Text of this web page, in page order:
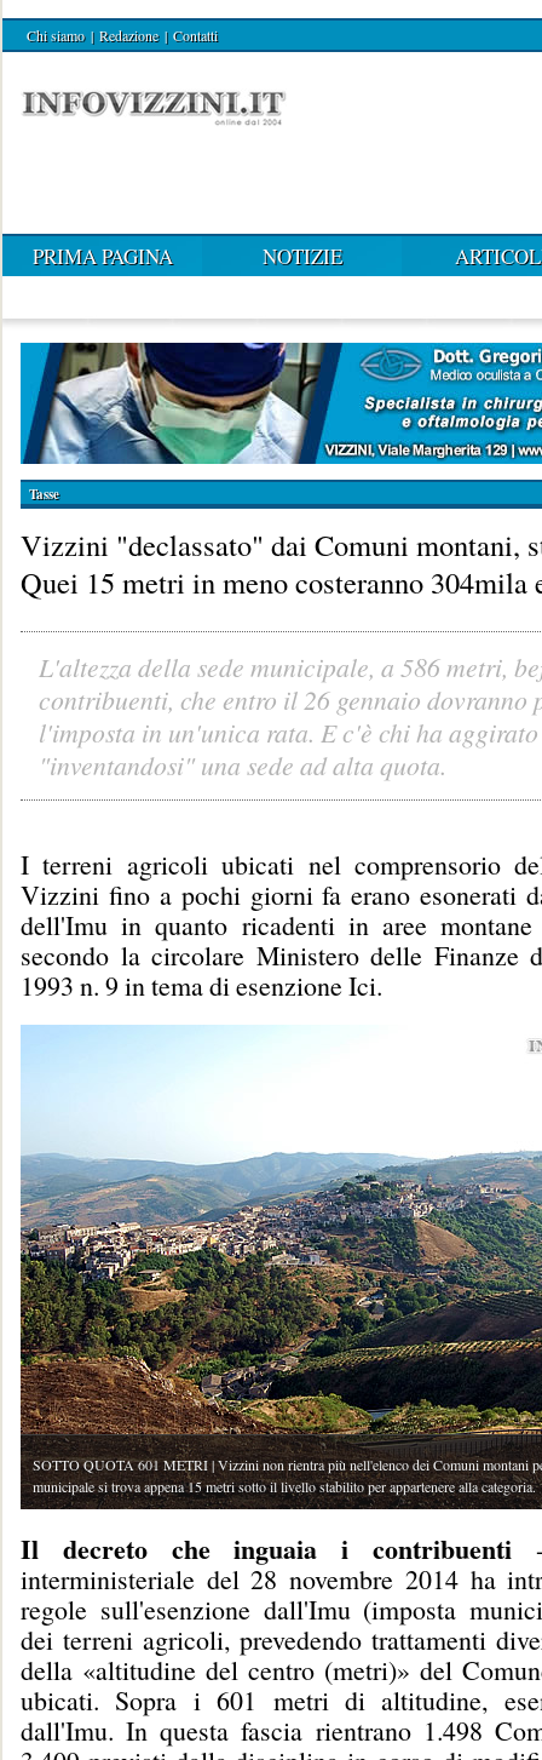
Chi siamo | Redazione | Contatti
PRIMA PAGINA NOTIZIE
Tasse
Vizzini "declassato" dai Comuni montani,
Quei 15 metri in meno costeranno 304mila
L'altezza della sede municipale, a 586 metri,
contribuenti, che entro il 26 gennaio dovranno
l'imposta in un'unica rata. E c'è chi ha
"inventandosi" una sede ad alta quota.
I terreni agricoli ubicati nel comprensorio
Vizzini fino a pochi giorni fa erano esonerati
dell'Imu in quanto ricadenti in aree
secondo la circolare Ministero delle Finanze
1993 n. 9 in tema di esenzione Ici.
SOTTO QUOTA 601 METRI | Vizzini non rientra più nell'elenco dei Comuni montani
municipale si trova appena 15 metri sotto il livello stabilito per appartenere alla categoria.
Il decreto che inguaia i contribuenti-
interministeriale del 28 novembre 2014 ha
regole sull'esenzione dall'Imu (imposta
dei terreni agricoli, prevedendo trattamenti
della «altitudine del centro (metri)» del
ubicati. Sopra i 601 metri di altitudine,
dall'Imu. In questa fascia rientrano 1.498